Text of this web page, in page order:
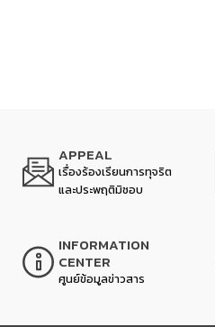
APPEAL
เรื่องร้องเรียนการทุจริต
และประพฤติมิชอบ
INFORMATION
CENTER
ศูนย์ข้อมูลข่าวสาร